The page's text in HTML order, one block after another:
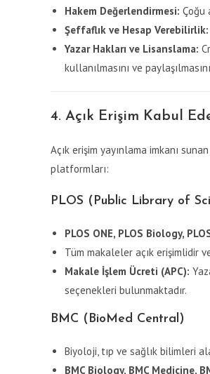
Hakem Değerlendirmesi: Çoğu
Şeffaflık ve Hesap Verebilirlik:
Yazar Hakları ve Lisanslama:
kullanılmasını ve
4. Açık Erişim Kabul
Açık erişim yayınlama imkanı
platformları:
PLOS (Public Library of
PLOS ONE, PLOS Biology,
Tüm makaleler açık erişimlidir
Makale İşlem Ücreti (APC):
seçenekleri bulunmaktadır.
BMC (BioMed Central)
Biyoloji, tıp ve sağlık bilimleri
BMC Biology, BMC Medicine,